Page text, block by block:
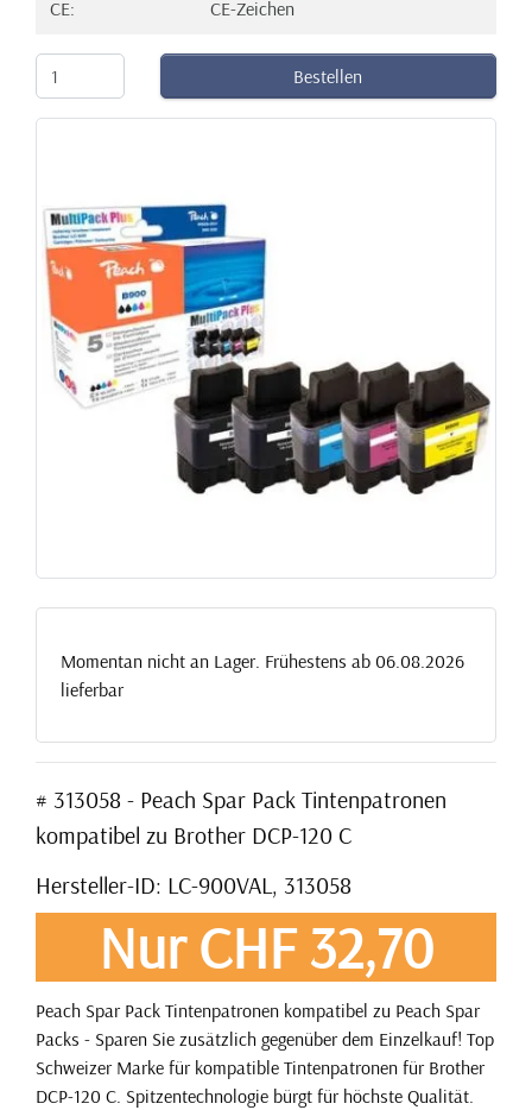
CE: CE-Zeichen
Bestellen
Momentan nicht an Lager. Frühestens ab 06.08.2026
lieferbar
# 313058 - Peach Spar Pack Tintenpatronen
kompatibel zu Brother DCP-120 C
Hersteller-ID: LC-900VAL, 313058
Nur CHF 32,70
Peach Spar Pack Tintenpatronen kompatibel zu Peach Spar
Packs - Sparen Sie zusätzlich gegenüber dem Einzelkauf! Top
Schweizer Marke für kompatible Tintenpatronen für Brother
DCP-120 C. Spitzentechnologie bürgt für höchste Qualität.